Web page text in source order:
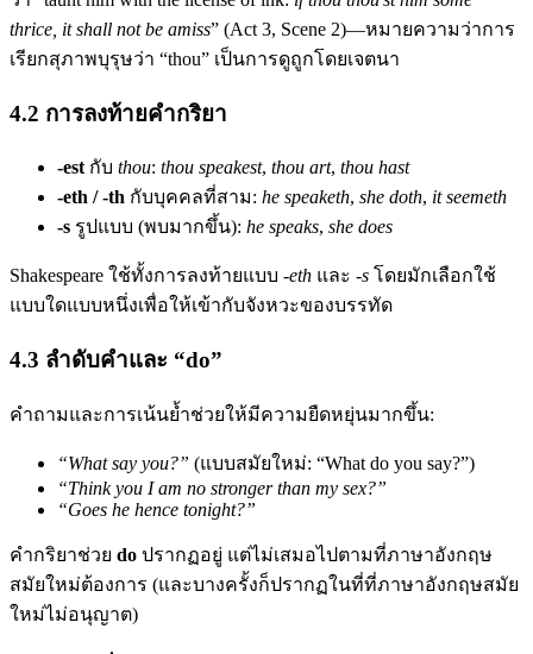
thrice, it shall not be amiss” (Act 3, Scene 2)—หมายความว่าการ
เรียกสุภาพบุรุษว่า “thou” เป็นการดูถูกโดยเจตนา
4.2 การลงท้ายคำกริยา
-est กับ thou: thou speakest, thou art, thou hast
-eth / -th กับบุคคลที่สาม: he speaketh, she doth, it seemeth
-s รูปแบบ (พบมากขึ้น): he speaks, she does
Shakespeare ใช้ทั้งการลงท้ายแบบ -eth และ -s โดยมักเลือกใช้
แบบใดแบบหนึ่งเพื่อให้เข้ากับจังหวะของบรรทัด
4.3 ลำดับคำและ “do”
คำถามและการเน้นย้ำช่วยให้มีความยืดหยุ่นมากขึ้น:
“What say you?” (แบบสมัยใหม่: “What do you say?”)
“Think you I am no stronger than my sex?”
“Goes he hence tonight?”
คำกริยาช่วย do ปรากฏอยู่ แต่ไม่เสมอไปตามที่ภาษาอังกฤษ
สมัยใหม่ต้องการ (และบางครั้งก็ปรากฏในที่ที่ภาษาอังกฤษสมัย
ใหม่ไม่อนุญาต)